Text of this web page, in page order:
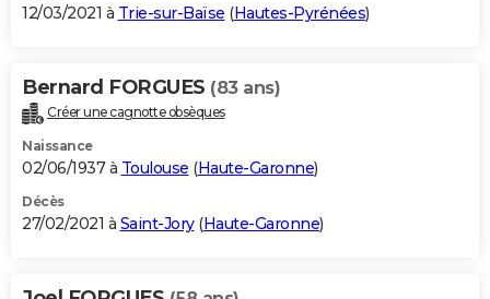
12/03/2021 à Trie-sur-Baïse (Hautes-Pyrénées)
Bernard FORGUES (83 ans)
Créer une cagnotte obsèques
Naissance
02/06/1937 à Toulouse (Haute-Garonne)
Décès
27/02/2021 à Saint-Jory(Haute-Garonne)